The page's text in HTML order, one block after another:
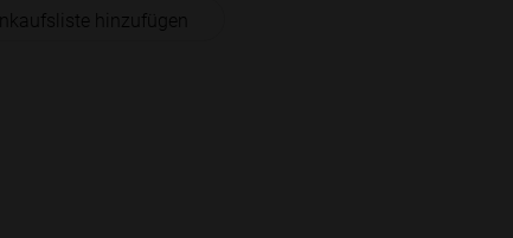
hinzufügen